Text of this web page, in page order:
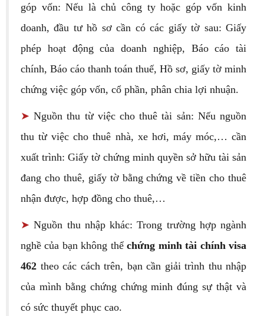
góp vốn: Nếu là chủ công ty hoặc góp vốn kinh
doanh, đầu tư hồ sơ cần có các giấy tờ sau: Giấy
phép hoạt động của doanh nghiệp, Báo cáo tài
chính, Báo cáo thanh toán thuế, Hồ sơ, giấy tờ minh
chứng việc góp vốn, cổ phần, phân chia lợi nhuận.
➤Nguồn thu từ việc cho thuê tài sản: Nếu nguồn
thu từ việc cho thuê nhà, xe hơi, máy móc,… cần
xuất trình: Giấy tờ chứng minh quyền sở hữu tài sản
đang cho thuê, giấy tờ bằng chứng về tiền cho thuê
nhận được, hợp đồng cho thuê,…
➤Nguồn thu nhập khác: Trong trường hợp ngành
nghề của bạn không thểchứng minh tài chính visa
462 theo các cách trên, bạn cần giải trình thu nhập
của mình bằng chứng chứng minh đúng sự thật và
có sức thuyết phục cao.